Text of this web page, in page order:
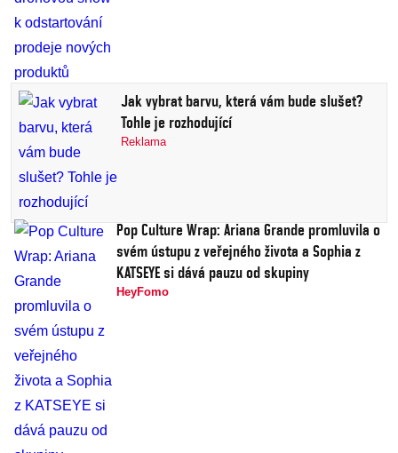
Jak vybrat barvu, která vám bude slušet?
Tohle je rozhodující
Reklama
Pop Culture Wrap: Ariana Grande promluvila o
svém ústupu z veřejného života a Sophia z
KATSEYE si dává pauzu od skupiny
HeyFomo